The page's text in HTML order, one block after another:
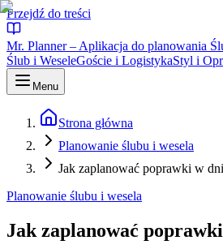
Przejdź do treści
Mr. Planner – Aplikacja do planowania
Ślub i WeseleGoście i LogistykaStyl i
Menu
Strona główna
Planowanie ślubu i wesela
Jak zaplanować poprawki w
Planowanie ślubu i wesela
Jak zaplanować